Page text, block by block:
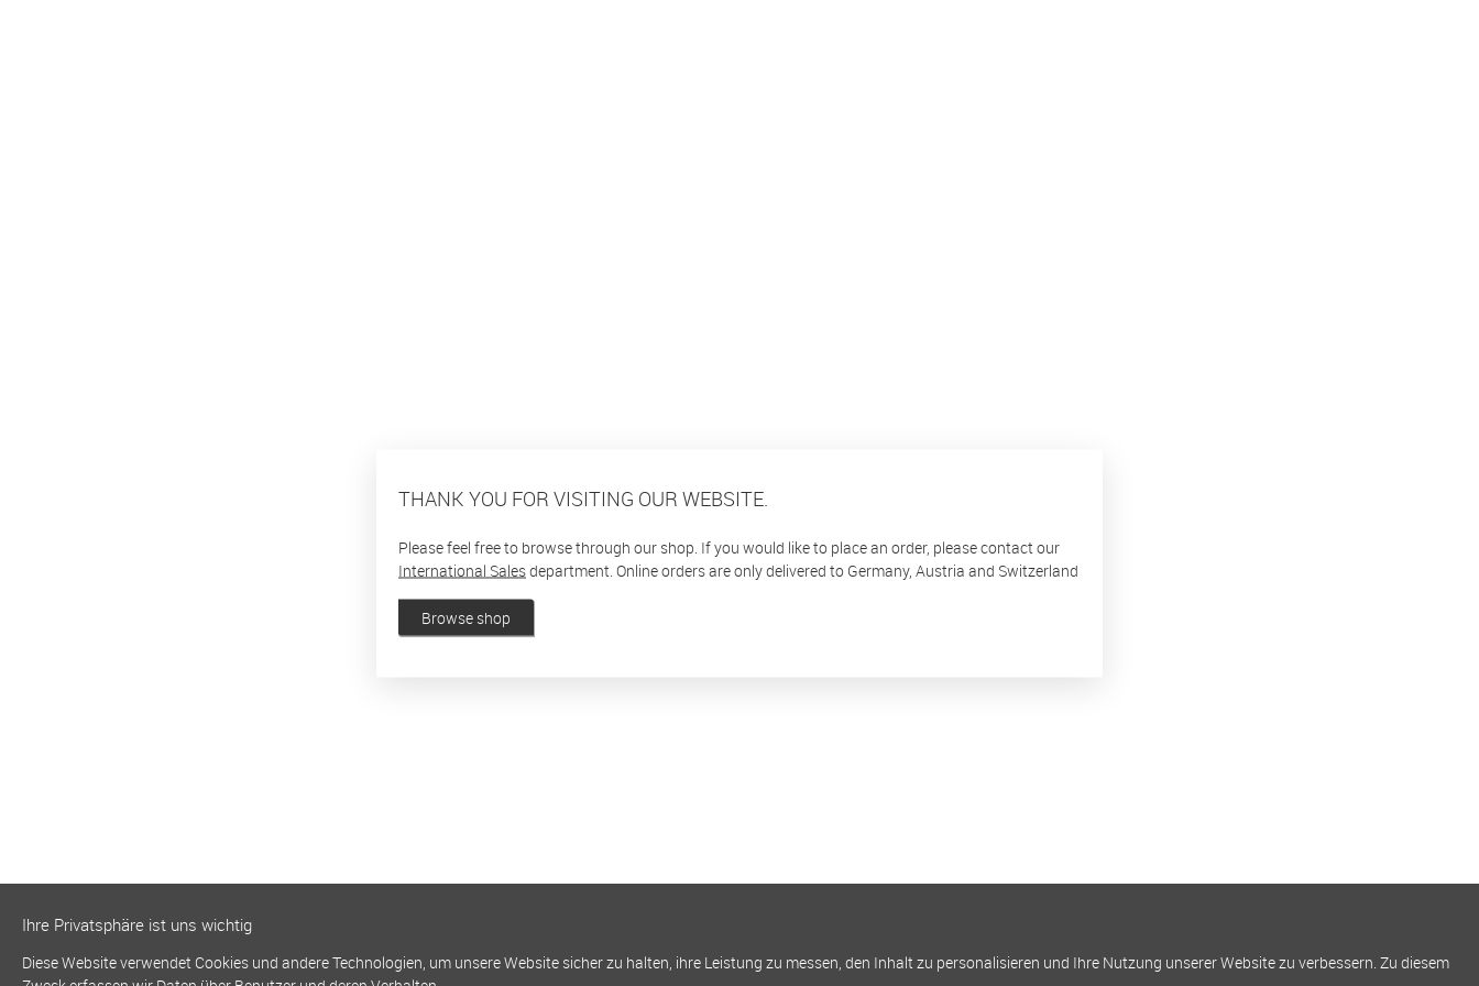
THANK YOU FOR VISITING OUR WEBSITE.
Please feel free to browse through our shop. If you would like to place an order, please contact our
International Salesdepartment. Online orders are only delivered to Germany, Austria and Switzerland
Browse shop
Ihre Privatsphäre ist uns wichtig
Diese Website verwendet Cookies und andere Technologien, um unsere Website sicher zu halten, ihre Leistung zu messen, den Inhalt zu personalisieren und Ihre Nutzung unserer Website zu verbessern. Zu diesem